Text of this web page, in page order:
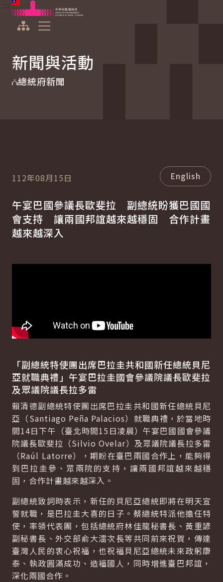
跳到主要內容
中華民國總統府
新聞與活動
總統府新聞
112年08月15日 English
午宴巴國參議長歐斐拉 副總統盼獲巴國國
會支持 讓兩國邦誼越來越穩固 合作計畫
越來越深入
「副總統特使團出席巴拉圭共和國新任總統貝尼
亞就職典禮」午宴巴拉圭國會參議院議長歐斐拉
及眾議院議長拉多雷
賴清德副總統特使團出席巴拉圭共和國新任總統貝尼
亞（Santiago Peña Palacios）就職典禮，於當地時
間14日下午（臺北時間15日凌晨）午宴巴國國會參議
院議長歐斐拉（Silvio Ovelar）及眾議院議長拉多雷
（Raúl Latorre），期盼在臺巴兩國合作上，能夠得
到巴拉圭參、眾兩院的支持，讓兩國邦誼越來越穩
固，合作計畫越來越深入。
副總統致詞時表示，新任的貝尼亞總統即將在明天宣
誓就職，是巴拉圭大喜的日子。蔡總統特派他擔任特
使，率領代表團，包括總統府林佳龍秘書長、黃重諺
副秘書長、外交部俞大㵢次長等共同前來祝賀，傳達
臺灣人民的衷心祝福，也祝福貝尼亞總統未來政躬康
泰、執政圓滿成功、造福國人，同時增進臺巴邦誼，
深化兩國合作。